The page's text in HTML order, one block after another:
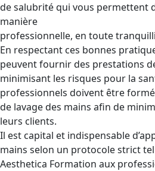
de salubrité qui vous permettent
manière
professionnelle, en toute
En respectant ces bonnes
peuvent fournir des prestations
minimisant les risques pour la
professionnels doivent être
de lavage des mains afin de
leurs clients.
Il est capital et indispensable
mains selon un protocole strict
Aesthetica Formation aux